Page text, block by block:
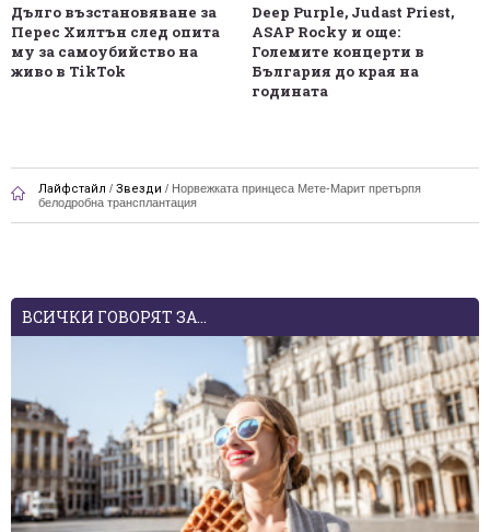
Дълго възстановяване за
Перес Хилтън след опита
му за самоубийство на
живо в TikTok
Deep Purple, Judast Priest,
ASAP Rocky и още:
Големите концерти в
България до края на
годината
Лайфстайл / Звезди / Норвежката принцеса Мете-Марит претърпя
белодробна трансплантация
ВСИЧКИ ГОВОРЯТ ЗА...